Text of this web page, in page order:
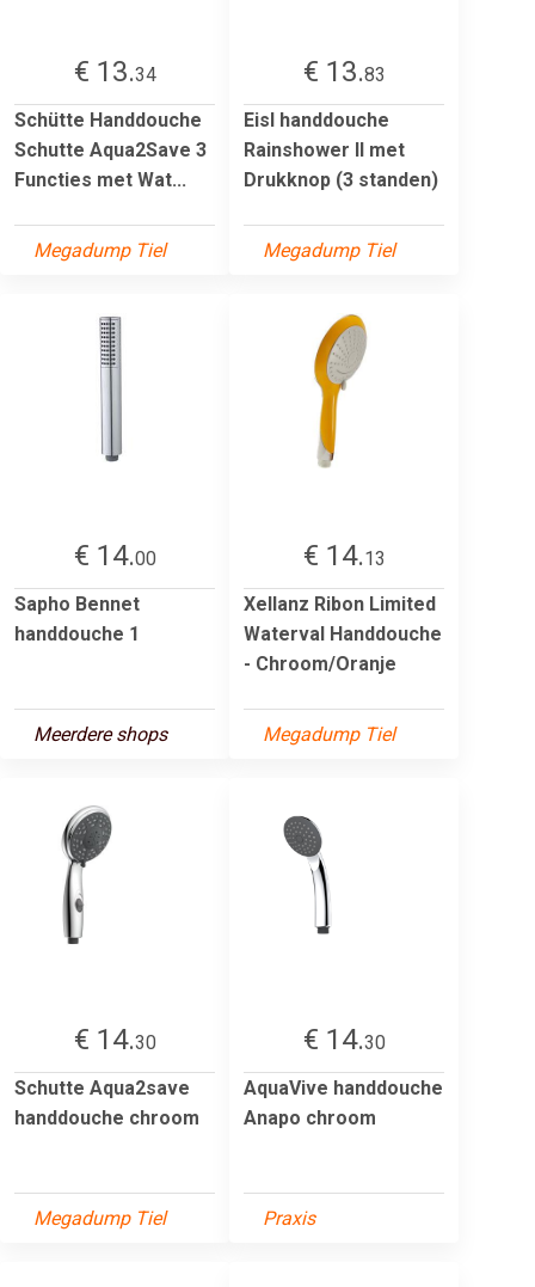
€ 13.34
Schütte Handdouche
Schutte Aqua2Save 3
Functies met Wat...
Megadump Tiel
€ 13.83
Eisl handdouche
Rainshower II met
Drukknop (3 standen)
Megadump Tiel
€ 14.00
Sapho Bennet
handdouche 1
Meerdere shops
€ 14.13
Xellanz Ribon Limited
Waterval Handdouche
- Chroom/Oranje
Megadump Tiel
€ 14.30
Schutte Aqua2save
handdouche chroom
Megadump Tiel
€ 14.30
AquaVive handdouche
Anapo chroom
Praxis